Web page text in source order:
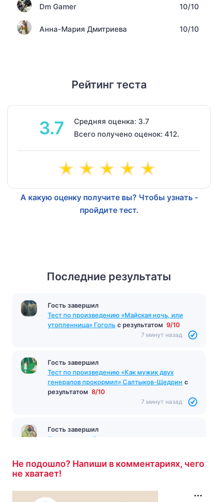
Dm Gamer 10/10
Анна-Мария Дмитриева 10/10
Рейтинг теста
3.7
Средняя оценка: 3.7
Всего получено оценок: 412.
А какую оценку получите вы? Чтобы узнать -
пройдите тест.
Последние результаты
Гость завершил
Тест по произведению «Майская ночь, или
утопленница» Гоголь с результатом 9/10
7 минут назад
Гость завершил
Тест по произведению «Как мужик двух
генералов прокормил» Салтыков-Щедрин с
результатом 8/10
7 минут назад
Гость завершил
Тест на тему «Естественные науки»
Не подошло? Напиши в комментариях, чего
не хватает!